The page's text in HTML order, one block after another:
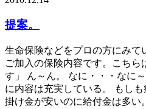
提案。
生命保険などをプロの方にみて
ご加入の保険内容です。こち
す」 ん～ん。 なに・・・なに
に内容は充実している。 もし
掛け金が安いのに給付金は多